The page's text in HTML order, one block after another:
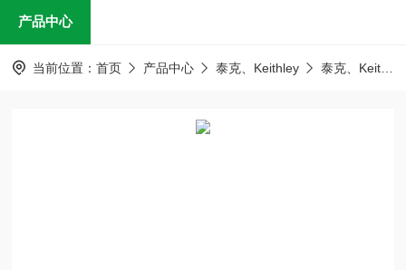
在线留言
产品中心
当前位置： 首页 产品中心 泰克、Keithley 泰克、Keithley其他仪器